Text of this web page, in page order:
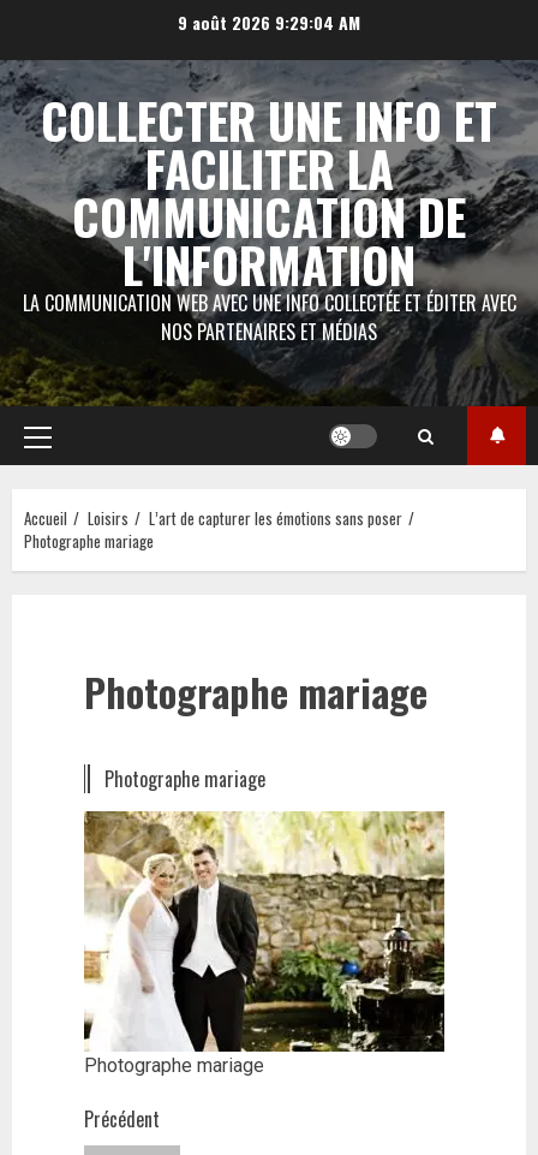
contenu
9 août 2026 9:29:05 AM
COLLECTER UNE INFO ET
FACILITER LA
COMMUNICATION DE
L'INFORMATION
LA COMMUNICATION WEB AVEC UNE INFO COLLECTÉE ET ÉDITER AVEC
NOS PARTENAIRES ET MÉDIAS
Menu
principal
Accueil Loisirs
L’art de capturer les émotions sans poser
Photographe mariage
Photographe mariage
Photographe mariage
Photographe mariage
Navigation
Précédent